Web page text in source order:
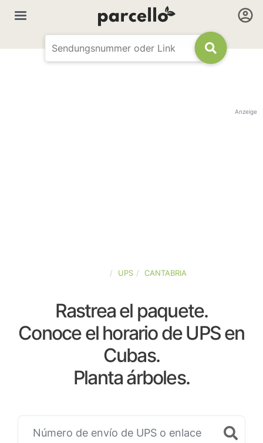
Anzeige
UPS CANTABRIA
Rastrea el paquete.
Conoce el horario de UPS en
Cubas.
Planta árboles.